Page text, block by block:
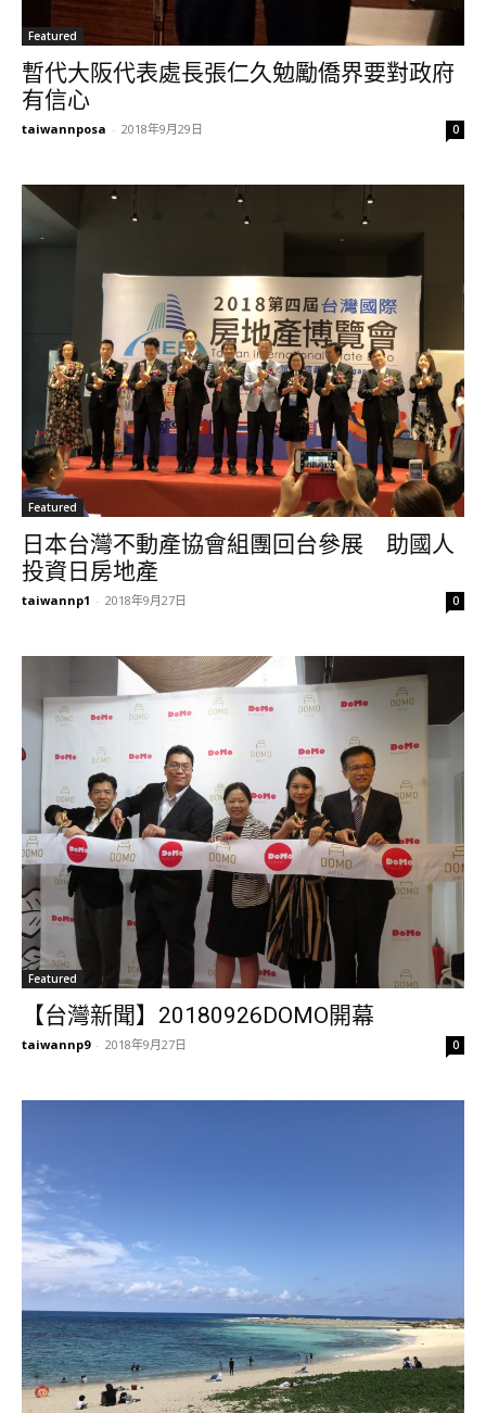
Featured
暫代大阪代表處長張仁久勉勵僑界要對政府
有信心
taiwannposa - 2018年9月29日 0
Featured
日本台灣不動產協會組團回台參展 助國人
投資日房地產
taiwannp1 - 2018年9月27日 0
Featured
【台灣新聞】20180926DOMO開幕
taiwannp9 - 2018年9月27日 0